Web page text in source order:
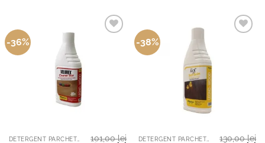
-36%
101,00lei
-38%
130,00lei